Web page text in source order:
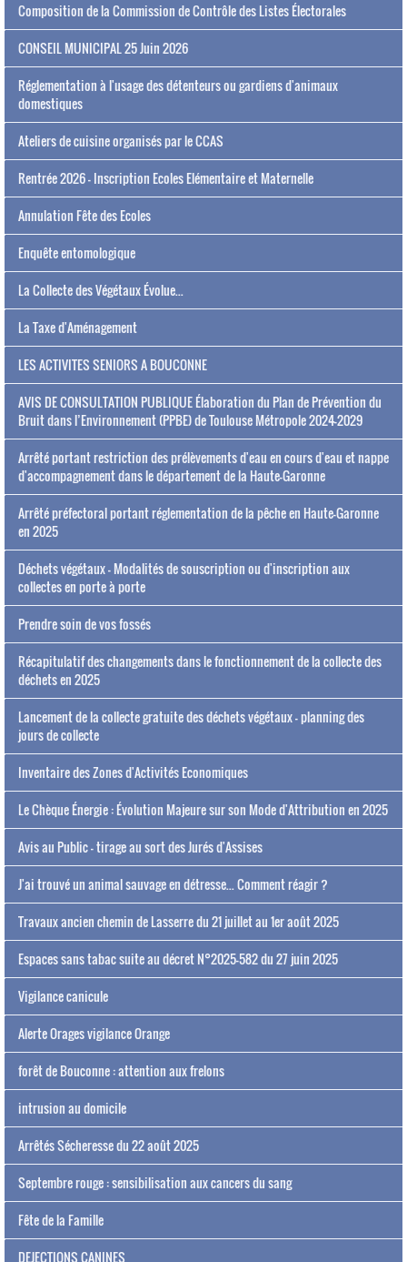
Composition de la Commission de Contrôle des Listes Électorales
CONSEIL MUNICIPAL 25 Juin 2026
Réglementation à l'usage des détenteurs ou gardiens d'animaux
domestiques
Ateliers de cuisine organisés par le CCAS
Rentrée 2026 - Inscription Ecoles Elémentaire et Maternelle
Annulation Fête des Ecoles
Enquête entomologique
La Collecte des Végétaux Évolue...
La Taxe d'Aménagement
LES ACTIVITES SENIORS A BOUCONNE
AVIS DE CONSULTATION PUBLIQUE Élaboration du Plan de Prévention du
Bruit dans l’Environnement (PPBE) de Toulouse Métropole 2024-2029
Arrêté portant restriction des prélèvements d'eau en cours d'eau et nappe
d'accompagnement dans le département de la Haute-Garonne
Arrêté préfectoral portant réglementation de la pêche en Haute-Garonne
en 2025
Déchets végétaux - Modalités de souscription ou d'inscription aux
collectes en porte à porte
Prendre soin de vos fossés
Récapitulatif des changements dans le fonctionnement de la collecte des
déchets en 2025
Lancement de la collecte gratuite des déchets végétaux - planning des
jours de collecte
Inventaire des Zones d'Activités Economiques
Le Chèque Énergie : Évolution Majeure sur son Mode d'Attribution en 2025
Avis au Public - tirage au sort des Jurés d'Assises
J'ai trouvé un animal sauvage en détresse... Comment réagir ?
Travaux ancien chemin de Lasserre du 21 juillet au 1er août 2025
Espaces sans tabac suite au décret N°2025-582 du 27 juin 2025
Vigilance canicule
Alerte Orages vigilance Orange
forêt de Bouconne : attention aux frelons
intrusion au domicile
Arrêtés Sécheresse du 22 août 2025
Septembre rouge : sensibilisation aux cancers du sang
Fête de la Famille
DEJECTIONS CANINES